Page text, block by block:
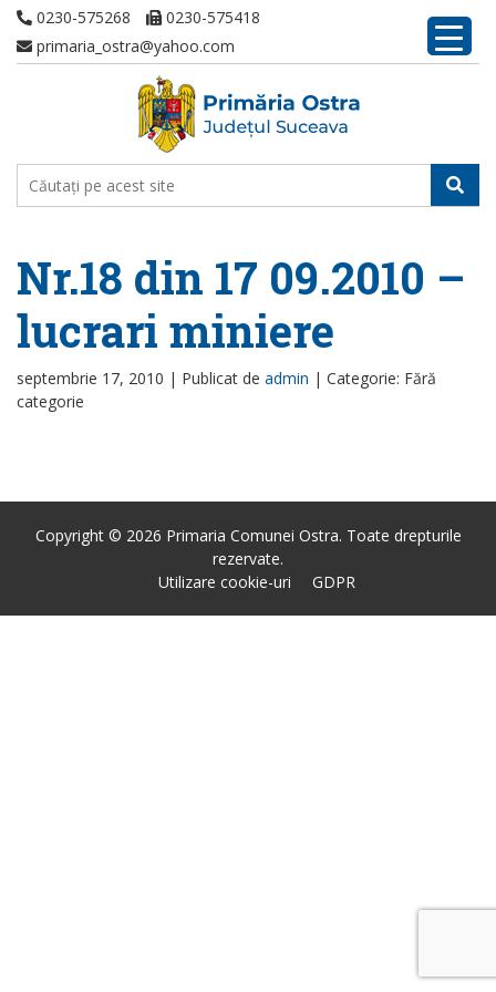
0230-575268
0230-575418
primaria_ostra@yahoo.com
Nr.18 din 17 09.2010 –
lucrari miniere
septembrie 17, 2010 | Publicat de admin | Categorie: Fără
categorie
Copyright © 2026 Primaria Comunei Ostra. Toate drepturile
rezervate.
Utilizare cookie-uri
GDPR